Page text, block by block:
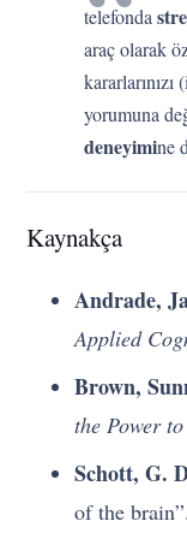
telefonda
araç olarak
yorumuna
deneyimine
Kaynakça
Andrade,
Applied
Brown,
the Power
Schott, G.
of the brain”.